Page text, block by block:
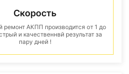
Скорость
ремонт АКПП производится от 1 до
и качественнвй результат за
пару дней !